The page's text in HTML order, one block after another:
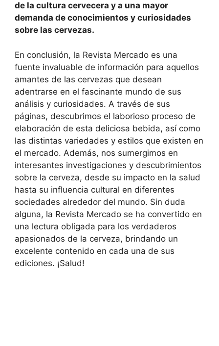
de la cultura cervecera y a una mayor
demanda de conocimientos y curiosidades
sobre las cervezas.
En conclusión, la Revista Mercado es una
fuente invaluable de información para aquellos
amantes de las cervezas que desean
adentrarse en el fascinante mundo de sus
análisis y curiosidades. A través de sus
páginas, descubrimos el laborioso proceso de
elaboración de esta deliciosa bebida, así como
las distintas variedades y estilos que existen en
el mercado. Además, nos sumergimos en
interesantes investigaciones y descubrimientos
sobre la cerveza, desde su impacto en la salud
hasta su influencia cultural en diferentes
sociedades alrededor del mundo. Sin duda
alguna, la Revista Mercado se ha convertido en
una lectura obligada para los verdaderos
apasionados de la cerveza, brindando un
excelente contenido en cada una de sus
ediciones. ¡Salud!